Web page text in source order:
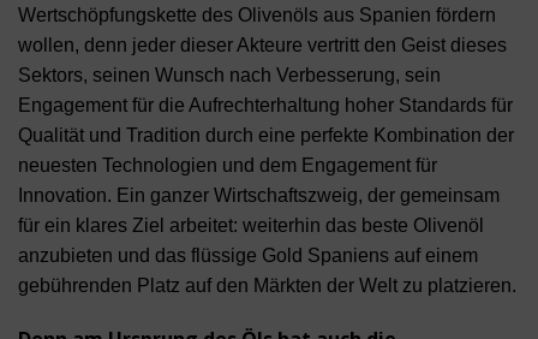
Wertschöpfungskette des Olivenöls aus Spanien fördern
wollen, denn jeder dieser Akteure vertritt den Geist dieses
Sektors, seinen Wunsch nach Verbesserung, sein
Engagement für die Aufrechterhaltung hoher Standards für
Qualität und Tradition durch eine perfekte Kombination der
neuesten Technologien und dem Engagement für
Innovation. Ein ganzer Wirtschaftszweig, der gemeinsam
für ein klares Ziel arbeitet: weiterhin das beste Olivenöl
anzubieten und das flüssige Gold Spaniens auf einem
gebührenden Platz auf den Märkten der Welt zu platzieren.